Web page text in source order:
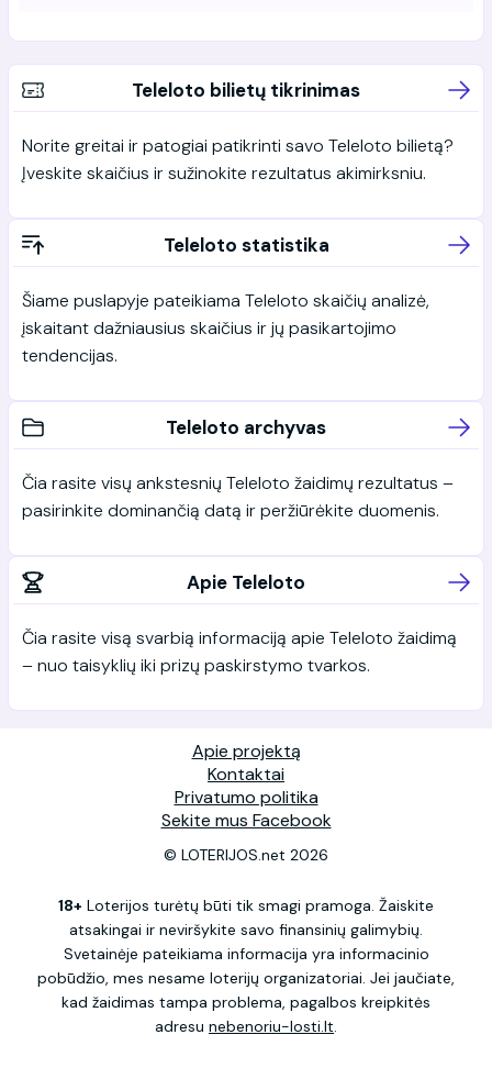
Teleloto bilietų tikrinimas
Norite greitai ir patogiai patikrinti savo Teleloto bilietą?
Įveskite skaičius ir sužinokite rezultatus akimirksniu.
Teleloto statistika
Šiame puslapyje pateikiama Teleloto skaičių analizė,
įskaitant dažniausius skaičius ir jų pasikartojimo
tendencijas.
Teleloto archyvas
Čia rasite visų ankstesnių Teleloto žaidimų rezultatus –
pasirinkite dominančią datą ir peržiūrėkite duomenis.
Apie Teleloto
Čia rasite visą svarbią informaciją apie Teleloto žaidimą
– nuo taisyklių iki prizų paskirstymo tvarkos.
Apie projektą
Kontaktai
Privatumo politika
Sekite mus Facebook
© LOTERIJOS.net 2026
18+ Loterijos turėtų būti tik smagi pramoga. Žaiskite
atsakingai ir neviršykite savo finansinių galimybių.
Svetainėje pateikiama informacija yra informacinio
pobūdžio, mes nesame loterijų organizatoriai. Jei jaučiate,
kad žaidimas tampa problema, pagalbos kreipkitės
adresu nebenoriu-losti.lt